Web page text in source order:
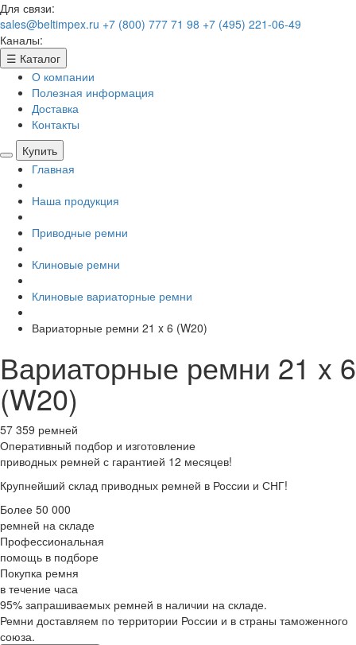
Для связи:
sales@beltimpex.ru +7 (800) 777 71 98 +7 (495) 221-06-49
Каналы:
☰ Каталог
О компании
Полезная информация
Доставка
Контакты
Купить
Главная
Наша продукция
Приводные ремни
Клиновые ремни
Клиновые вариаторные ремни
Вариаторные ремни 21 x 6 (W20)
Вариаторные ремни 21 x 6
(W20)
57 359 ремней
Оперативный подбор и изготовление
приводных ремней с гарантией 12 месяцев!
Крупнейший склад приводных ремней в России и СНГ!
Более 50 000
ремней на складе
Профессиональная
помощь в подборе
Покупка ремня
в течение часа
95% запрашиваемых ремней в наличии на складе.
Ремни доставляем по территории России и в страны таможенного
союза.